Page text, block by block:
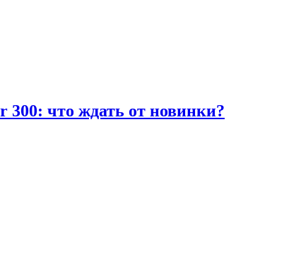
300: что ждать от новинки?